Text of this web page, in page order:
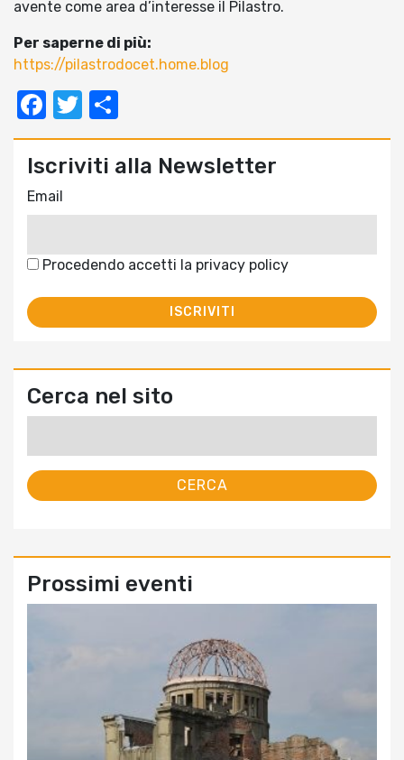
avente come area d’interesse il Pilastro.
Per saperne di più:
https://pilastrodocet.home.blog
Facebook
Twitter
Iscriviti alla Newsletter
Email
Procedendo accetti la privacy policy
Cerca nel sito
Prossimi eventi